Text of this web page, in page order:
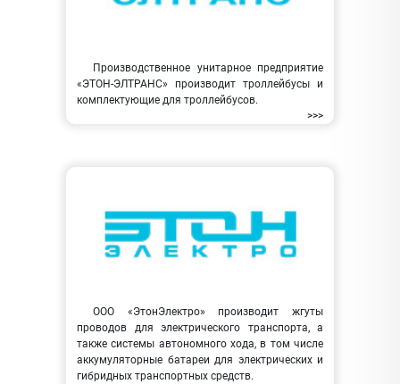
Производственное унитарное предприятие
«ЭТОН-ЭЛТРАНС» производит троллейбусы и
комплектующие для троллейбусов.
>>>
ООО «ЭтонЭлектро» производит жгуты
проводов для электрического транспорта, а
также системы автономного хода, в том числе
аккумуляторные батареи для электрических и
гибридных транспортных средств.